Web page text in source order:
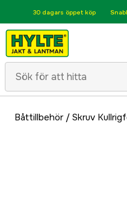
30 dagars öppet köp
Båttillbehör/ Skruv